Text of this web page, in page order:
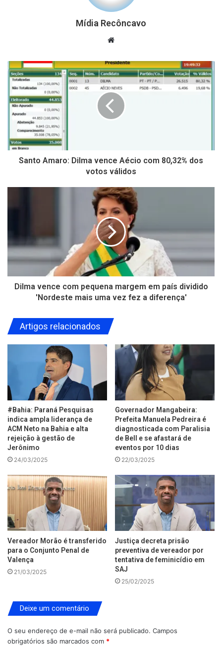
Mídia Recôncavo
Website
Santo Amaro: Dilma vence Aécio com 80,32% dos
votos válidos
Dilma vence com pequena margem em país dividido
'Nordeste mais uma vez fez a diferença'
Artigos relacionados
#Bahia: Paraná Pesquisas
indica ampla liderança de
ACM Neto na Bahia e alta
rejeição à gestão de
Jerônimo
24/03/2025
Governador Mangabeira:
Prefeita Manuela Pedreira é
diagnosticada com Paralisia
de Bell e se afastará de
eventos por 10 dias
22/03/2025
Vereador Morão é transferido
para o Conjunto Penal de
Valença
21/03/2025
Justiça decreta prisão
preventiva de vereador por
tentativa de feminicídio em
SAJ
25/02/2025
Deixe um comentário
O seu endereço de e-mail não será publicado. Campos
obrigatórios são marcados com *